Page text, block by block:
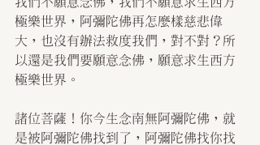
極樂世界，阿彌陀佛再怎麼樣慈悲偉
大，也沒有辦法救度我們，對不對？所
以還是我們要願意念佛，願意求生西方
極樂世界。
諸位菩薩！你今生念南無阿彌陀佛，就
是被阿彌陀佛找到了，阿彌陀佛找你找